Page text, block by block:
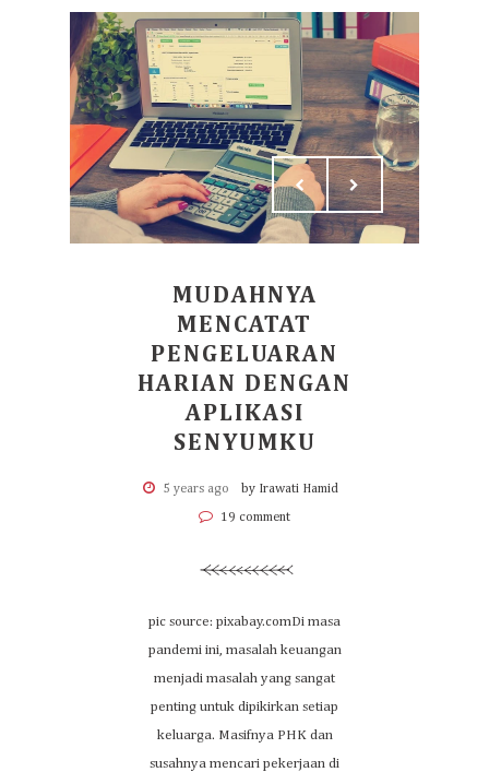
MUDAHNYA
MENCATAT
PENGELUARAN
HARIAN DENGAN
APLIKASI
SENYUMKU
5 years ago by Irawati Hamid
19 comment
pic source: pixabay.comDi masa
pandemi ini, masalah keuangan
menjadi masalah yang sangat
penting untuk dipikirkan setiap
keluarga. Masifnya PHK dan
susahnya mencari pekerjaan di